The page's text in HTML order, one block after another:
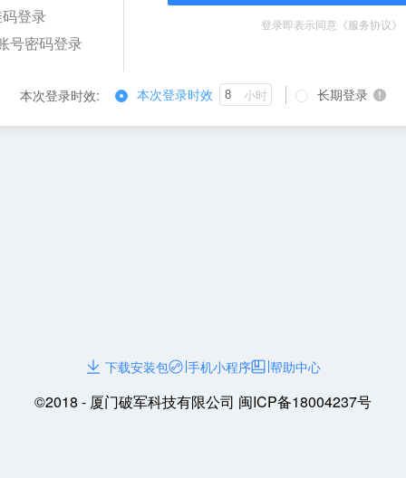
登录
号密码登录
登录即表示同意《服务协议》
本次登录时效: 本次登录时效 小时 长期登录
下载安装包 手机小程序 帮助中心
©2018 - 厦门破军科技有限公司 闽ICP备18004237号